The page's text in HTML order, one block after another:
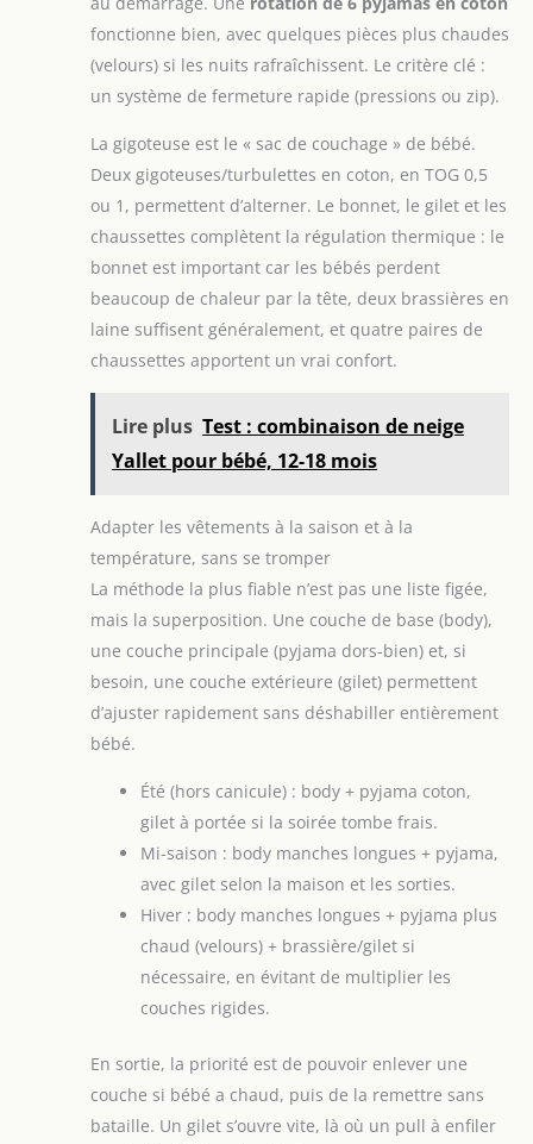
fonctionne bien, avec quelques pièces plus chaudes
(velours) si les nuits rafraîchissent. Le critère clé :
un système de fermeture rapide (pressions ou zip).
La gigoteuse est le « sac de couchage » de bébé.
Deux gigoteuses/turbulettes en coton, en TOG 0,5
ou 1, permettent d’alterner. Le bonnet, le gilet et les
chaussettes complètent la régulation thermique : le
bonnet est important car les bébés perdent
beaucoup de chaleur par la tête, deux brassières en
laine suffisent généralement, et quatre paires de
chaussettes apportent un vrai confort.
Lire plus Test : combinaison de neige
Yallet pour bébé, 12-18 mois
Adapter les vêtements à la saison et à la
température, sans se tromper
La méthode la plus fiable n’est pas une liste figée,
mais la superposition. Une couche de base (body),
une couche principale (pyjama dors-bien) et, si
besoin, une couche extérieure (gilet) permettent
d’ajuster rapidement sans déshabiller entièrement
bébé.
Été (hors canicule) : body + pyjama coton,
gilet à portée si la soirée tombe frais.
Mi-saison : body manches longues + pyjama,
avec gilet selon la maison et les sorties.
Hiver : body manches longues + pyjama plus
chaud (velours) + brassière/gilet si
nécessaire, en évitant de multiplier les
couches rigides.
En sortie, la priorité est de pouvoir enlever une
couche si bébé a chaud, puis de la remettre sans
bataille. Un gilet s’ouvre vite, là où un pull à enfiler